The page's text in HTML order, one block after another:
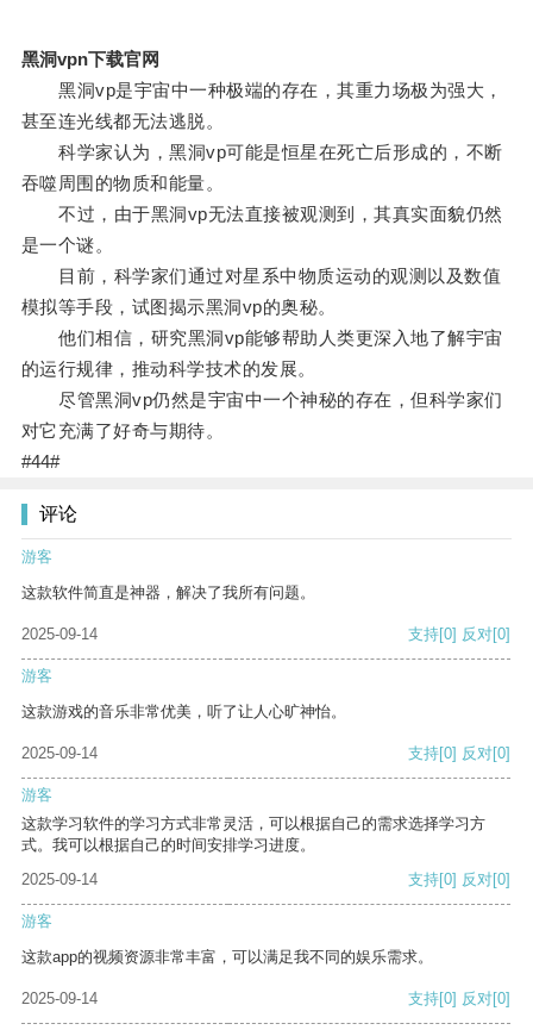
黑洞vpn下载官网
黑洞vp是宇宙中一种极端的存在，其重力场极为强大，
甚至连光线都无法逃脱。
科学家认为，黑洞vp可能是恒星在死亡后形成的，不断
吞噬周围的物质和能量。
不过，由于黑洞vp无法直接被观测到，其真实面貌仍然
是一个谜。
目前，科学家们通过对星系中物质运动的观测以及数值
模拟等手段，试图揭示黑洞vp的奥秘。
他们相信，研究黑洞vp能够帮助人类更深入地了解宇宙
的运行规律，推动科学技术的发展。
尽管黑洞vp仍然是宇宙中一个神秘的存在，但科学家们
对它充满了好奇与期待。
#44#
评论
游客
这款软件简直是神器，解决了我所有问题。
2025-09-14 支持[0] 反对[0]
游客
这款游戏的音乐非常优美，听了让人心旷神怡。
2025-09-14 支持[0] 反对[0]
游客
这款学习软件的学习方式非常灵活，可以根据自己的需求选择学习方
式。我可以根据自己的时间安排学习进度。
2025-09-14
支持[0] 反对[0]
游客
这款app的视频资源非常丰富，可以满足我不同的娱乐需求。
2025-09-14 支持[0] 反对[0]